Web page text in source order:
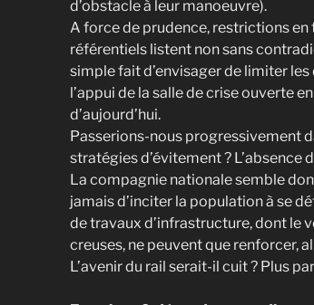
d’obstacle à leur manoeuvre).
A force de prudence, restrictions
référentiels listent non sans
simple fait d’envisager de limiter
l’appui de la salle de crise ouverte
d’aujourd’hui.
Passerions-nous progressivement
stratégies d’évitement ?
La compagnie nationale semble
jamais d’inciter la population à se
de travaux d’infrastructure, dont le
creuses, ne peuvent que renforcer,
L’avenir du rail serait-il cuit ? Plus